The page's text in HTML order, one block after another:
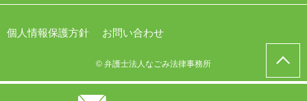
個人情報保護方針 お問い合わせ
© 弁護士法人なごみ法律事務所